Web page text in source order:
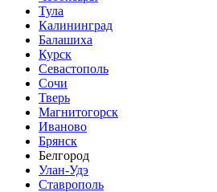
Тула
Калининград
Балашиха
Курск
Севастополь
Сочи
Тверь
Магнитогорск
Иваново
Брянск
Белгород
Улан-Удэ
Ставрополь